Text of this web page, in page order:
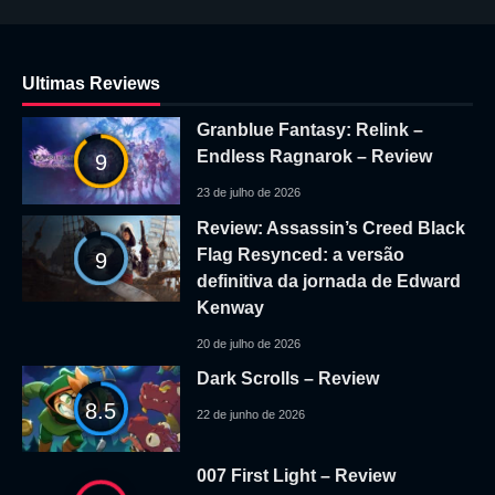
Ultimas Reviews
9
Granblue Fantasy: Relink –
Endless Ragnarok – Review
23 de julho de 2026
9
Review: Assassin’s Creed Black
Flag Resynced: a versão
definitiva da jornada de Edward
Kenway
20 de julho de 2026
8.5
Dark Scrolls – Review
22 de junho de 2026
007 First Light – Review